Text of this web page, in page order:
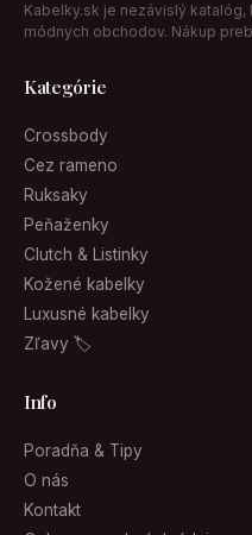
Kabelky.sk je nezávislý
módnych obchodov. Nákup
Kategórie
Crossbody
Cez rameno
Ruksaky
Peňaženky
Clutch & Listinky
Kožené kabelky
Luxusné kabelky
Zľavy 🏷
Info
Poradňa & Tipy
O nás
Kontakt